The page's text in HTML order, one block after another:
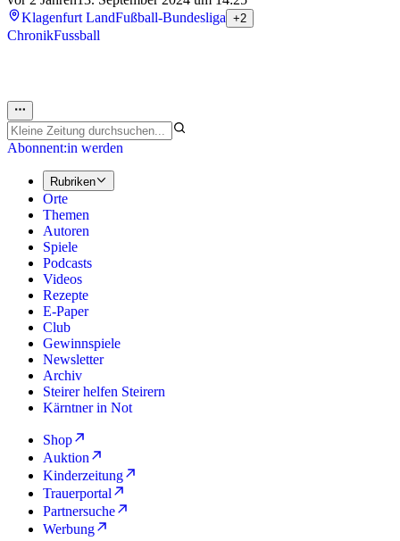
Klagenfurt LandFußball-Bundesliga +2
ChronikFussball
Abonnent:in werden
Rubriken
Orte
Themen
Autoren
Spiele
Podcasts
Videos
Rezepte
E-Paper
Club
Gewinnspiele
Newsletter
Archiv
Steirer helfen Steirern
Kärntner in Not
Shop
Auktion
Kinderzeitung
Trauerportal
Partnersuche
Werbung